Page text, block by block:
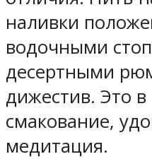
наливки
водочными
десертными
дижестив. Это
смакование,
медитация.